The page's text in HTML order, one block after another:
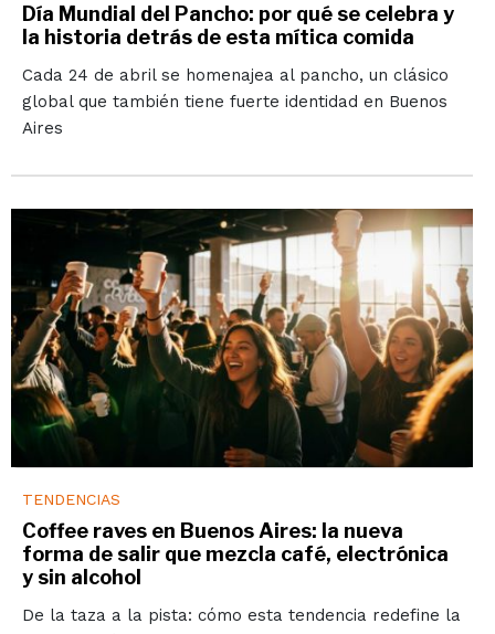
Día Mundial del Pancho: por qué se celebra y
la historia detrás de esta mítica comida
Cada 24 de abril se homenajea al pancho, un clásico
global que también tiene fuerte identidad en Buenos
Aires
TENDENCIAS
Coffee raves en Buenos Aires: la nueva
forma de salir que mezcla café, electrónica
y sin alcohol
De la taza a la pista: cómo esta tendencia redefine la